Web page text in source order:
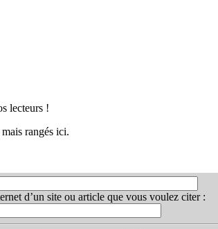
lecteurs !
rangés ici.
d’un site ou article que vous voulez citer :